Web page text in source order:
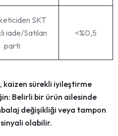
SKT
iade/Satılan
parti
<%0,5
kaizen sürekli iyileştirme
Belirli bir ürün ailesinde
değişikliği veya tampon
olabilir.